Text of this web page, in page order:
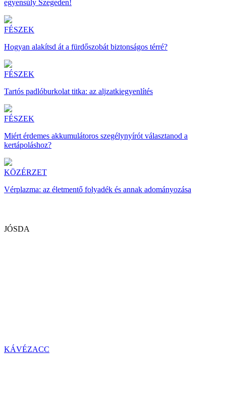
egyensúly Szegeden!
FÉSZEK
Hogyan alakítsd át a fürdőszobát biztonságos térré?
FÉSZEK
Tartós padlóburkolat titka: az aljzatkiegyenlítés
FÉSZEK
Miért érdemes akkumulátoros szegélynyírót választanod a
kertápoláshoz?
KÖZÉRZET
Vérplazma: az életmentő folyadék és annak adományozása
JÓSDA
KÁVÉZACC